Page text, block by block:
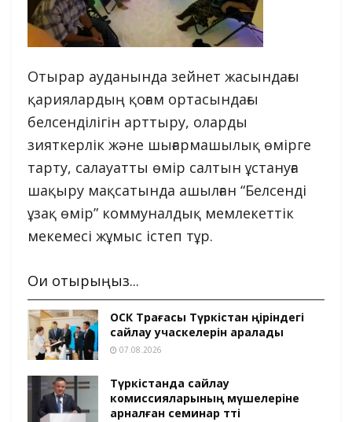
Отырар ауданында зейнет жасындағы
қариялардың қоғам ортасындағы
белсенділігін арттыру, оларды
зияткерлік және шығармашылық өмірге
тарту, салауатты өмір салтын ұстануға
шақыру мақсатында ашылған “Белсенді
ұзақ өмір” коммуналдық мемлекеттік
мекемесі жұмыс істеп тұр.
Оқи отырыңыз...
ОСК Төрағасы Түркістан өңіріндегі
сайлау учаскелерін аралады
07.08.2026
Түркістанда сайлау
комиссияларының мүшелеріне
арналған семинар өтті